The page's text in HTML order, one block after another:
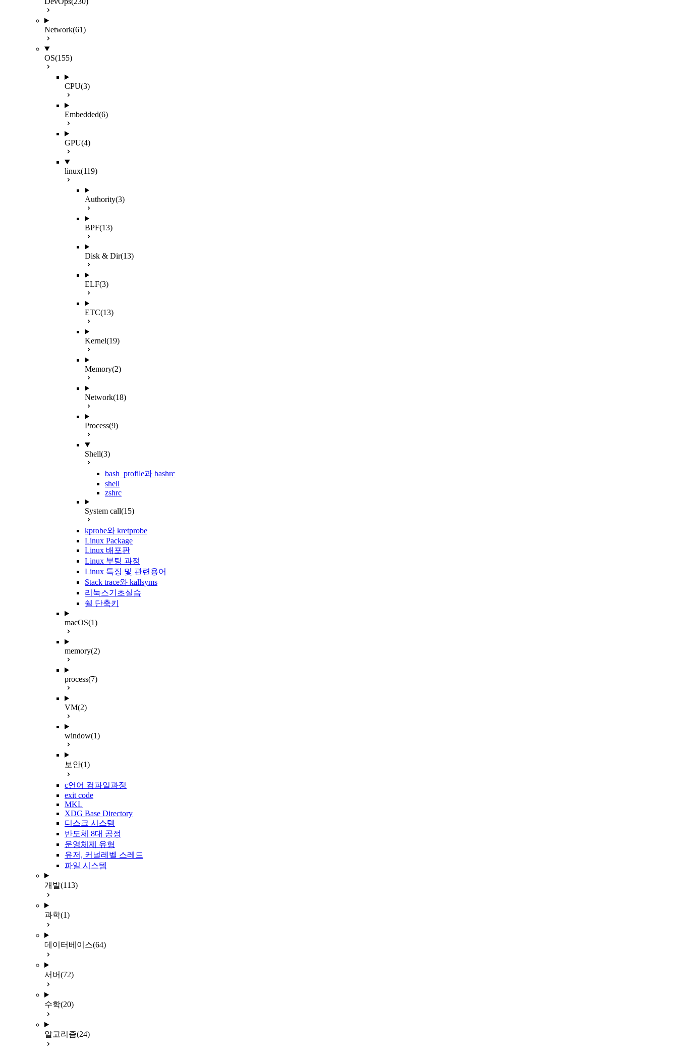
Network(61)
OS(155)
CPU(3)
Embedded(6)
GPU(4)
linux(119)
Authority(3)
BPF(13)
Disk & Dir(13)
ELF(3)
ETC(13)
Kernel(19)
Memory(2)
Network(18)
Process(9)
Shell(3)
bash_profile과 bashrc
shell
zshrc
System call(15)
kprobe와 kretprobe
Linux Package
Linux 배포판
Linux 부팅 과정
Linux 특징 및 관련용어
Stack trace와 kallsyms
리눅스기초실습
쉘 단축키
macOS(1)
memory(2)
process(7)
VM(2)
window(1)
보안(1)
c언어 컴파일과정
exit code
MKL
XDG Base Directory
디스크 시스템
반도체 8대 공정
운영체제 유형
유저, 커널레벨 스레드
파일 시스템
개발(113)
과학(1)
데이터베이스(64)
서버(72)
수학(20)
알고리즘(24)